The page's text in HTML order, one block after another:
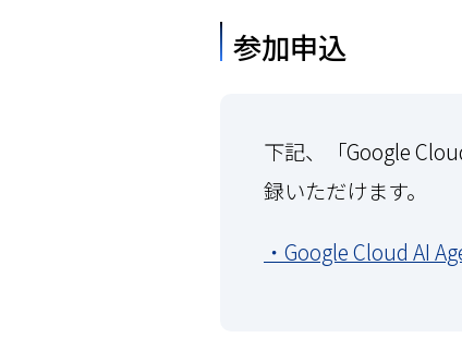
参加申込
下記、「Google
録いただけます。
・Google Cloud AI